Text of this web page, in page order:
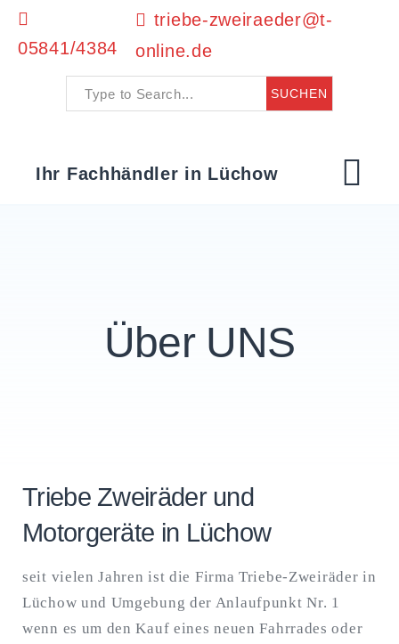

05841/4384
 triebe-zweiraeder@t-
online.de
Ihr Fachhändler in Lüchow
Über UNS
Triebe Zweiräder und
Motorgeräte in Lüchow
seit vielen Jahren ist die Firma Triebe-Zweiräder in
Lüchow und Umgebung der Anlaufpunkt Nr. 1
wenn es um den Kauf eines neuen Fahrrades oder